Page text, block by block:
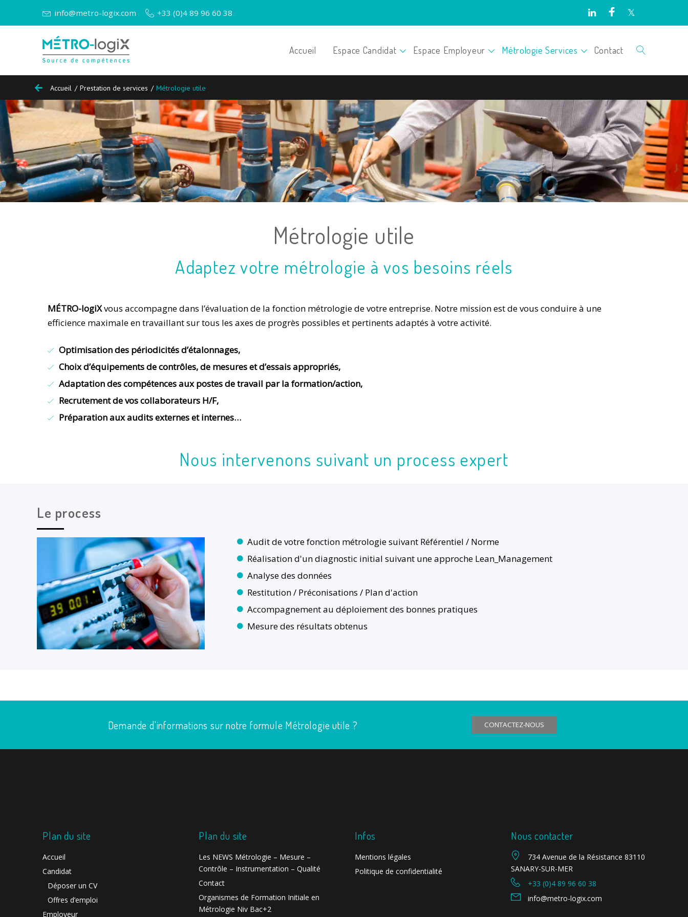
info@metro-logix.com +33 (0)4 89 96 60 38
Accueil Espace Candidat Espace Employeur Métrologie Services Contact
Accueil / Prestation de services / Métrologie utile
Métrologie utile
Adaptez votre métrologie à vos besoins réels
MÉTRO-logiXvous accompagne dans l’évaluation de la fonction métrologie de votre entreprise. Notre mission estde vous conduire à une
efficience maximale en travaillantsur tous les axes de progrès possibles et pertinents adaptés à votre activité.
Optimisation des périodicités d’étalonnages,
Choix d’équipements de contrôles, de mesures et d’essais appropriés,
Adaptation des compétences aux postes de travail par la formation/action,
Recrutement de vos collaborateurs H/F,
Préparation aux audits externes et internes…
Nous intervenons suivant un process expert
Le process
Audit de votre fonction métrologie suivant Référentiel / Norme
Réalisation d'un diagnostic initial suivant une approche Lean_Management
Analyse des données
Restitution / Préconisations / Plan d'action
Accompagnement au déploiement des bonnes pratiques
Mesure des résultats obtenus
Demande d'informations sur notre formule Métrologie utile ? CONTACTEZ-NOUS
Plan du site
Accueil
Candidat
Déposer un CV
Offres d’emploi
Employeur
Plan du site
Les NEWS Métrologie – Mesure –
Contrôle – Instrumentation – Qualité
Contact
Organismes de Formation Initiale en
Métrologie Niv Bac+2
Infos
Mentions légales
Politique de confidentialité
Nous contacter
734 Avenue de la Résistance 83110
SANARY-SUR-MER
+33 (0)4 89 96 60 38
info@metro-logix.com